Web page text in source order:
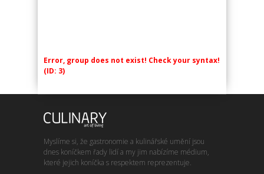
Error, group does not exist! Check your syntax!
(ID: 3)
Myslíme si, že gastronomie a kulinářské umění jsou
dnes koníčkem řady lidí a my jim nabízíme médium,
které jejich koníčka s respektem reprezentuje.